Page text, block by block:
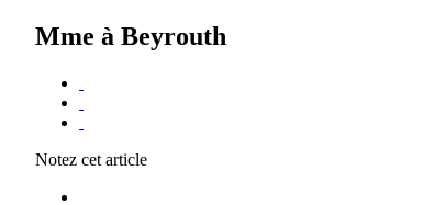
Mme à Beyrouth
Notez cet article